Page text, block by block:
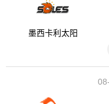
墨西卡利太阳